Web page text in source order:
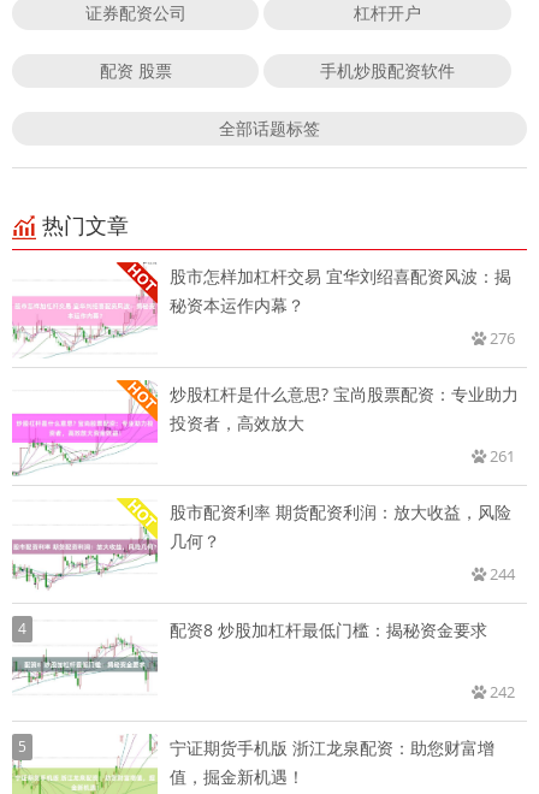
证券配资公司 杠杆开户
配资 股票 手机炒股配资软件
全部话题标签
热门文章
股市怎样加杠杆交易 宜华刘绍喜配资风波：揭
秘资本运作内幕？
276
炒股杠杆是什么意思? 宝尚股票配资：专业助力
投资者，高效放大
261
股市配资利率 期货配资利润：放大收益，风险
几何？
244
4 配资8 炒股加杠杆最低门槛：揭秘资金要求
242
5
宁证期货手机版 浙江龙泉配资：助您财富增
值，掘金新机遇！